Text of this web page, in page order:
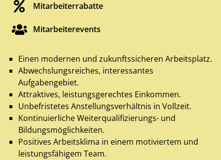
Mitarbeiterrabatte
Mitarbeiterevents
Einen modernen und zukunftssicheren Arbeitsplatz.
Abwechslungsreiches, interessantes
Aufgabengebiet.
Attraktives, leistungsgerechtes Einkommen.
Unbefristetes Anstellungsverhältnis in Vollzeit.
Kontinuierliche Weiterqualifizierungs- und
Bildungsmöglichkeiten.
Positives Arbeitsklima in einem motiviertem und
leistungsfähigem Team.